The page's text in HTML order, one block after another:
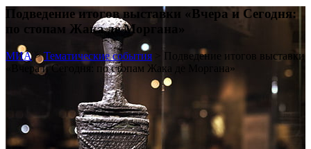
Подведение итогов выставки «Вчера и Сегодня:
по стопам Жака де Моргана»
МИА>Тематические события
Подведение итогов выставки
«Вчера и Сегодня: по стопам Жака де Моргана»